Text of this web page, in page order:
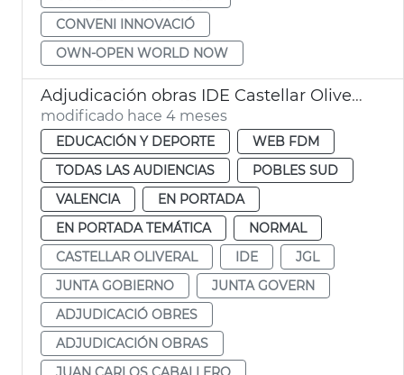
CONVENI INNOVACIÓ
OWN-OPEN WORLD NOW
Adjudicación obras IDE Castellar Oliveral. València
modificado hace 4 meses
EDUCACIÓN Y DEPORTE
WEB FDM
TODAS LAS AUDIENCIAS
POBLES SUD
VALENCIA
EN PORTADA
EN PORTADA TEMÁTICA
NORMAL
CASTELLAR OLIVERAL
IDE
JGL
JUNTA GOBIERNO
JUNTA GOVERN
ADJUDICACIÓ OBRES
ADJUDICACIÓN OBRAS